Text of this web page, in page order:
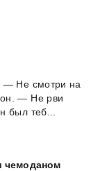
— Не смотри на
он. — Не рви
был теб...
чемоданом